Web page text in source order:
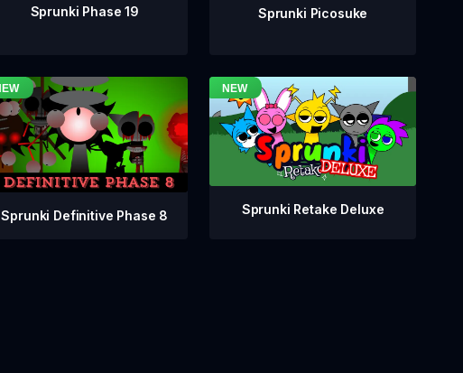
Sprunki Phase 19 Sprunki Picosuke
Sprunki Definitive Phase 8 Sprunki Retake Deluxe